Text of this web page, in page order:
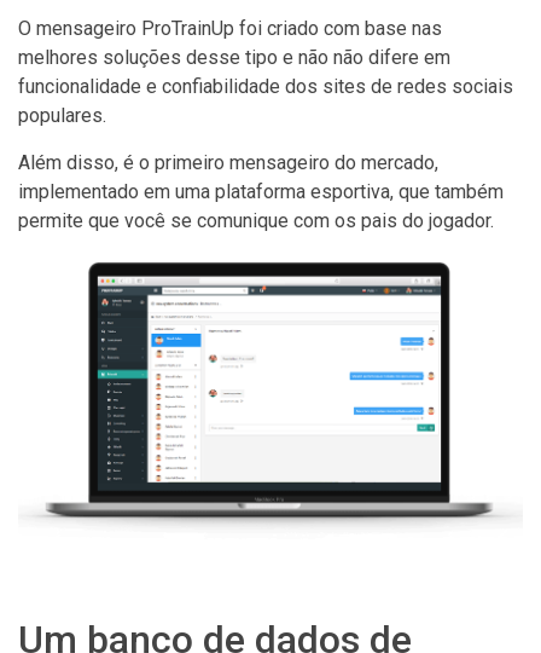
O mensageiro ProTrainUp foi criado com base nas
melhores soluções desse tipo e não não difere em
funcionalidade e confiabilidade dos sites de redes sociais
populares.
Além disso, é o primeiro mensageiro do mercado,
implementado em uma plataforma esportiva, que também
permite que você se comunique com os pais do jogador.
Um banco de dados de